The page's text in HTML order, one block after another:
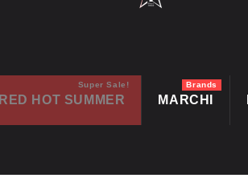
RED HOT SUMMER
Super Sale!
MARCHI
Brands